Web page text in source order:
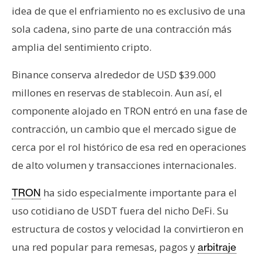
idea de que el enfriamiento no es exclusivo de una
sola cadena, sino parte de una contracción más
amplia del sentimiento cripto.
Binance conserva alrededor de USD $39.000
millones en reservas de stablecoin. Aun así, el
componente alojado en TRON entró en una fase de
contracción, un cambio que el mercado sigue de
cerca por el rol histórico de esa red en operaciones
de alto volumen y transacciones internacionales.
TRON ha sido especialmente importante para el
uso cotidiano de USDT fuera del nicho DeFi. Su
estructura de costos y velocidad la convirtieron en
una red popular para remesas, pagos yarbitraje